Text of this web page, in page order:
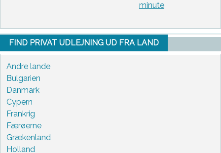
minute
FIND PRIVAT UDLEJNING UD FRA LAND
Andre lande
Bulgarien
Danmark
Cypern
Frankrig
Færøerne
Grækenland
Holland